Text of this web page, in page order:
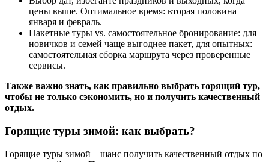
цены выше. Оптимальное время: вторая половина
января и февраль.
Пакетные туры vs. самостоятельное бронирование: для
новичков и семей чаще выгоднее пакет, для опытных:
самостоятельная сборка маршрута через проверенные
сервисы.
Также важно знать, как правильно выбрать горящий тур,
чтобы не только сэкономить, но и получить качественный
отдых.
Горящие туры зимой: как выбрать?
Горящие туры зимой – шанс получить качественный отдых по